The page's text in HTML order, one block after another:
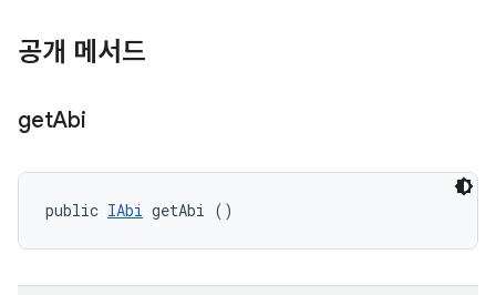
공개 메서드
getAbi
public IAbi getAbi ()